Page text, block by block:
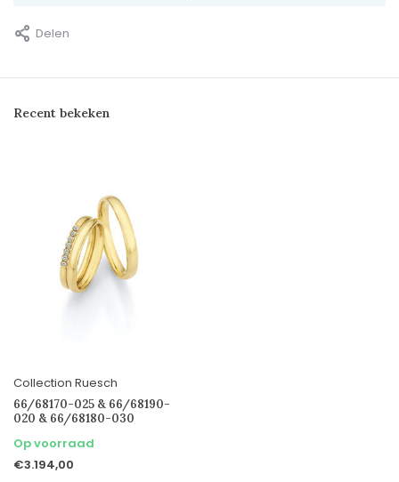
Delen
Recent bekeken
Collection Ruesch
66/68170-025 & 66/68190-
020 & 66/68180-030
Op voorraad
€3.194,00